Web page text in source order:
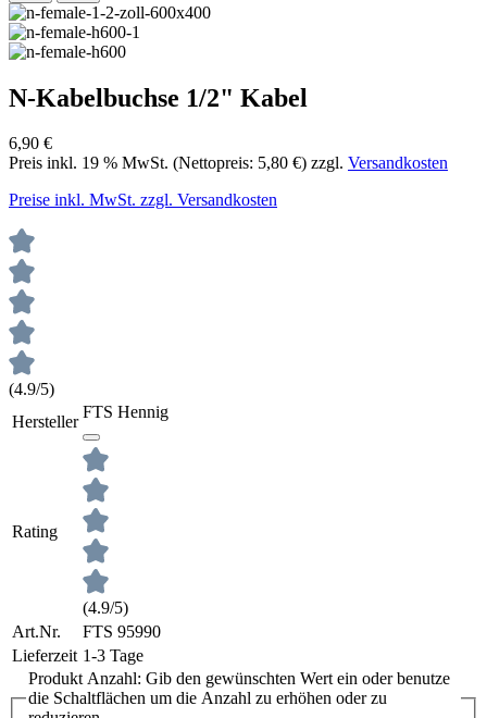
N-Kabelbuchse 1/2" Kabel
6,90 €
Preis inkl. 19 % MwSt. (Nettopreis: 5,80 €) zzgl. Versandkosten
Preise inkl. MwSt. zzgl. Versandkosten
(4.9/5)
Hersteller
FTS Hennig
Rating
(4.9/5)
Art.Nr.
FTS 95990
Lieferzeit 1-3 Tage
Produkt Anzahl: Gib den gewünschten Wert ein oder benutze
die Schaltflächen um die Anzahl zu erhöhen oder zu